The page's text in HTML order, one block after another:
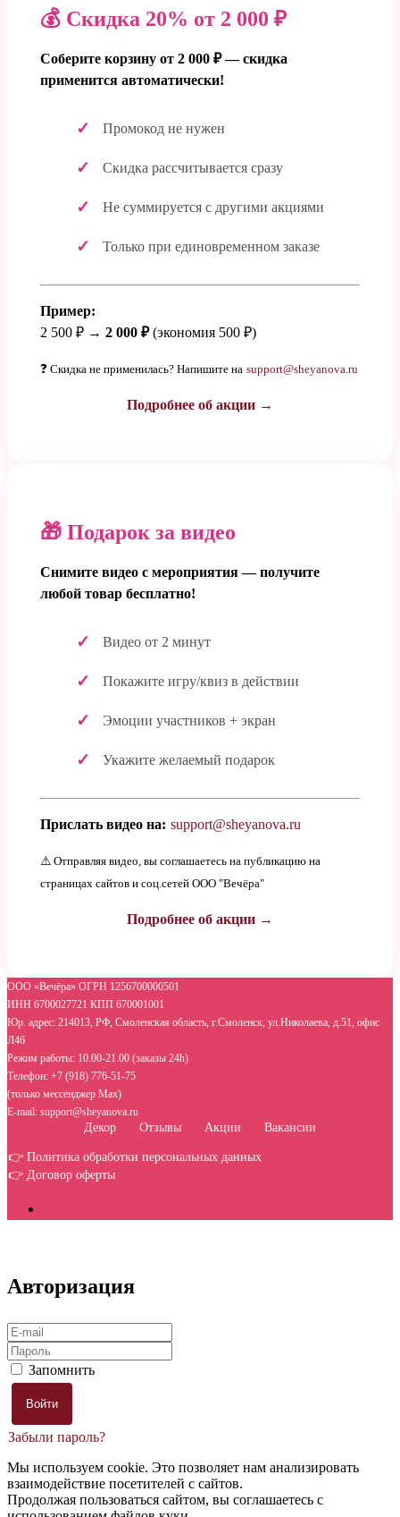
💰 Скидка 20% от 2 000 ₽
Соберите корзину от 2 000 ₽ — скидка
применится автоматически!
Промокод не нужен
Скидка рассчитывается сразу
Не суммируется с другими акциями
Только при единовременном заказе
Пример:
2 500 ₽ → 2 000 ₽(экономия 500 ₽)
❓ Скидка не применилась? Напишите на support@sheyanova.ru
Подробнее об акции →
🎁 Подарок за видео
Снимите видео с мероприятия — получите
любой товар бесплатно!
Видео от 2 минут
Покажите игру/квиз в действии
Эмоции участников + экран
Укажите желаемый подарок
Прислать видео на: support@sheyanova.ru
⚠️ Отправляя видео, вы соглашаетесь на публикацию на
страницах сайтов и соц.сетей ООО "Вечёра"
Подробнее об акции →
ООО «Вечёра» ОГРН 1256700000501
ИНН 6700027721 КПП 670001001
Юр. адрес: 214013, РФ, Смоленская область, г.Смоленск, ул.Николаева, д.51, офис
Л46
Режим работы: 10.00-21.00 (заказы 24h)
Телефон: +7 (918) 776-51-75
(только мессенджер Max)
E-mail: support@sheyanova.ru
Декор Отзывы Акции Вакансии
👉 Политика обработки персональных данных
👉 Договор оферты
Авторизация
Запомнить
Забыли пароль?
Мы используем cookie. Это позволяет нам анализировать
взаимодействие посетителей с сайтов.
Продолжая пользоваться сайтом, вы соглашаетесь с